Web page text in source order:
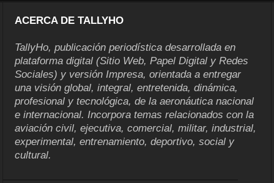
ACERCA DE TALLYHO
TallyHo, publicación periodística desarrollada en
plataforma digital (Sitio Web, Papel Digital y Redes
Sociales) y versión Impresa, orientada a entregar
una visión global, integral, entretenida, dinámica,
profesional y tecnológica, de la aeronáutica nacional
e internacional. Incorpora temas relacionados con la
aviación civil, ejecutiva, comercial, militar, industrial,
experimental, entrenamiento, deportivo, social y
cultural.